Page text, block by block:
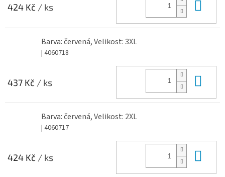
424 Kč / ks
Barva: červená, Velikost: 3XL
| 4060718
437 Kč / ks
Barva: červená, Velikost: 2XL
| 4060717
424 Kč / ks